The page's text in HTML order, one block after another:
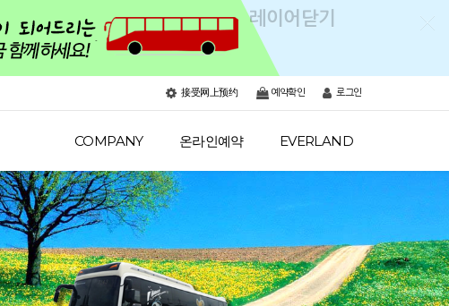
레이어닫기
接受网上预约 예약확인 로그인
COMPANY 온라인예약 EVERLAND